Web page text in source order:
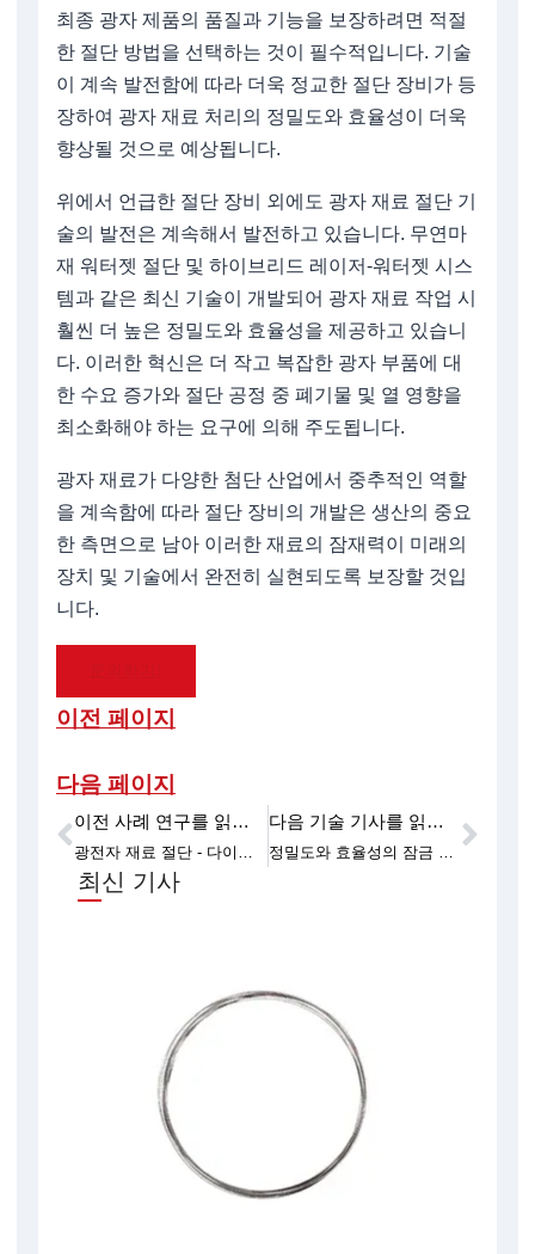
최종 광자 제품의 품질과 기능을 보장하려면 적절
한 절단 방법을 선택하는 것이 필수적입니다. 기술
이 계속 발전함에 따라 더욱 정교한 절단 장비가 등
장하여 광자 재료 처리의 정밀도와 효율성이 더욱
향상될 것으로 예상됩니다.
위에서 언급한 절단 장비 외에도 광자 재료 절단 기
술의 발전은 계속해서 발전하고 있습니다. 무연마
재 워터젯 절단 및 하이브리드 레이저-워터젯 시스
템과 같은 최신 기술이 개발되어 광자 재료 작업 시
훨씬 더 높은 정밀도와 효율성을 제공하고 있습니
다. 이러한 혁신은 더 작고 복잡한 광자 부품에 대
한 수요 증가와 절단 공정 중 폐기물 및 열 영향을
최소화해야 하는 요구에 의해 주도됩니다.
광자 재료가 다양한 첨단 산업에서 중추적인 역할
을 계속함에 따라 절단 장비의 개발은 생산의 중요
한 측면으로 남아 이러한 재료의 잠재력이 미래의
장치 및 기술에서 완전히 실현되도록 보장할 것입
니다.
이전 페이지
다음 페이지
이전 이전 사례 연구를 읽어보세요
광전자 재료 절단 - 다이아몬드 와이어 절단 장비
다음 기술 기사를 읽어보세요
정밀도와 효율성의 잠금 해제: 최고의 실리콘 잉곳 절단기 다음
최신 기사